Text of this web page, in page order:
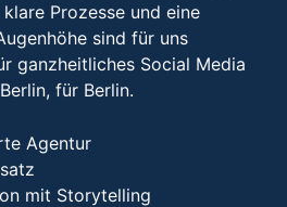
Prozesse und eine
sind für uns
ganzheitliches Social Media
für Berlin.
Agentur
mit Storytelling